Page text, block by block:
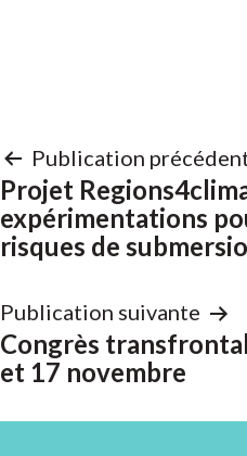
Navigation
de
l’article
Publication
Projet
expérimentations
risques de
Publication suivante
Congrès
et 17 novembre